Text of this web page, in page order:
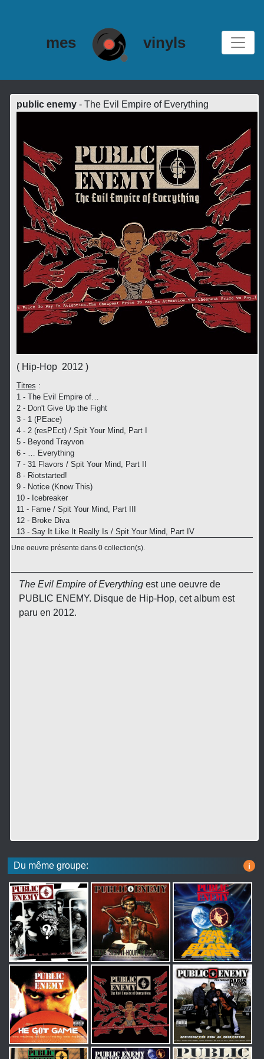
mes vinyls
public enemy- The Evil Empire of Everything
( Hip-Hop 2012 )
Titres :
1 - The Evil Empire of…
2 - Don't Give Up the Fight
3 - 1 (PEace)
4 - 2 (resPEct) / Spit Your Mind, Part I
5 - Beyond Trayvon
6 - … Everything
7 - 31 Flavors / Spit Your Mind, Part II
8 - Riotstarted!
9 - Notice (Know This)
10 - Icebreaker
11 - Fame / Spit Your Mind, Part III
12 - Broke Diva
13 - Say It Like It Really Is / Spit Your Mind, Part IV
Une oeuvre présente dans 0 collection(s).
The Evil Empire of Everythingest une oeuvre de
PUBLIC ENEMY. Disque de Hip-Hop, cet album est
paru en 2012.
Du même groupe: i